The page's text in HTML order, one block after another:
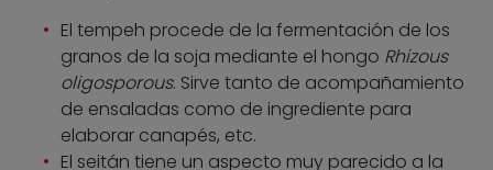
El tempeh procede de la fermentación de los
granos de la soja mediante el hongo Rhizous
oligosporous. Sirve tanto de acompañamiento
de ensaladas como de ingrediente para
elaborar canapés, etc.
El seitán tiene un aspecto muy parecido a la